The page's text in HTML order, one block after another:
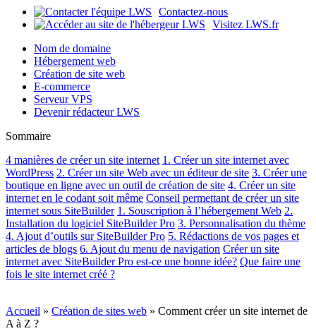
Contactez-nous
Visitez LWS.fr
Nom de domaine
Hébergement web
Création de site web
E-commerce
Serveur VPS
Devenir rédacteur LWS
Sommaire
4 manières de créer un site internet 1. Créer un site internet avec
WordPress 2. Créer un site Web avec un éditeur de site 3. Créer une
boutique en ligne avec un outil de création de site 4. Créer un site
internet en le codant soit même Conseil permettant de créer un site
internet sous SiteBuilder 1. Souscription à l’hébergement Web 2.
Installation du logiciel SiteBuilder Pro 3. Personnalisation du thème
4. Ajout d’outils sur SiteBuilder Pro 5. Rédactions de vos pages et
articles de blogs 6. Ajout du menu de navigation Créer un site
internet avec SiteBuilder Pro est-ce une bonne idée? Que faire une
fois le site internet créé ?
Accueil » Création de sites web » Comment créer un site internet de
A à Z ?